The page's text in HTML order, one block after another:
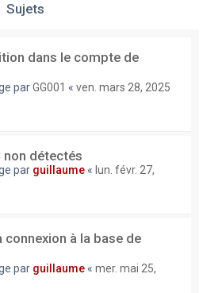
Sujets
dans le compte de
parGG001 « ven. mars 28, 2025
non détectés
par guillaume « lun. févr. 27,
connexion à la base de
par guillaume « mer. mai 25,